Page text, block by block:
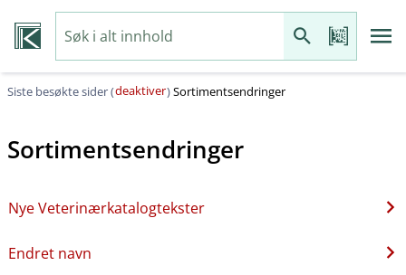
Siste besøkte sider (deaktiver)Sortimentsendringer
Sortimentsendringer
Nye Veterinærkatalogtekster
Endret navn